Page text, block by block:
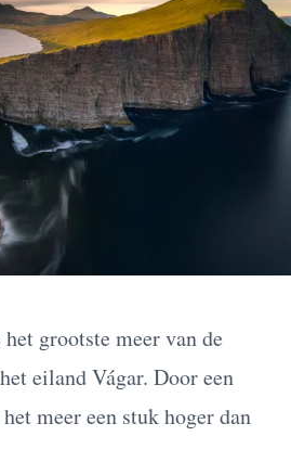
grootste meer van de
eiland Vágar. Door een
meer een stuk hoger dan